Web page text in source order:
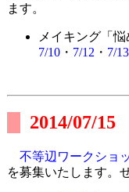
ます。
メイキング「
7/10・ 7/12 ・ 7/13
2014/07/15
不等辺ワークショ
を募集いたします。